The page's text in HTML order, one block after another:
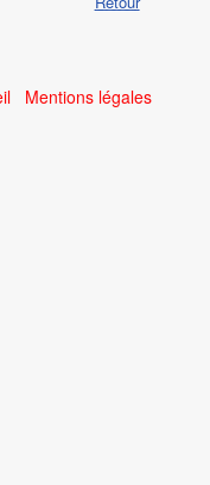
Mentions légales